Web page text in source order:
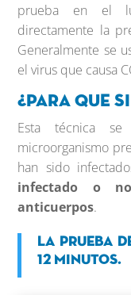
prueba en el
directamente la
Generalmente se
el virus que causa
¿Para que
Esta técnica
microorganismo
han sido
infectado o
anticuerpos.
La prueba
12 minutos.